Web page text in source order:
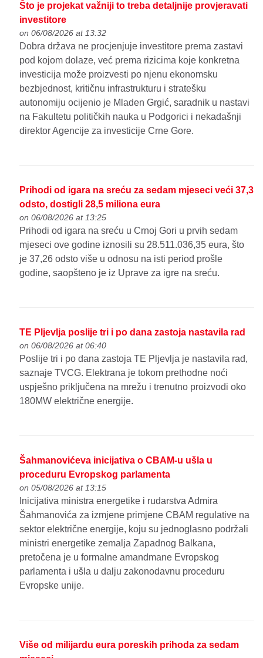
Što je projekat važniji to treba detaljnije provjeravati
investitore
on 06/08/2026 at 13:32
Dobra država ne procjenjuje investitore prema zastavi
pod kojom dolaze, već prema rizicima koje konkretna
investicija može proizvesti po njenu ekonomsku
bezbjednost, kritičnu infrastrukturu i stratešku
autonomiju ocijenio je Mladen Grgić, saradnik u nastavi
na Fakultetu političkih nauka u Podgorici i nekadašnji
direktor Agencije za investicije Crne Gore.
Prihodi od igara na sreću za sedam mjeseci veći 37,3
odsto, dostigli 28,5 miliona eura
on 06/08/2026 at 13:25
Prihodi od igara na sreću u Crnoj Gori u prvih sedam
mjeseci ove godine iznosili su 28.511.036,35 eura, što
je 37,26 odsto više u odnosu na isti period prošle
godine, saopšteno je iz Uprave za igre na sreću.
TE Pljevlja poslije tri i po dana zastoja nastavila rad
on 06/08/2026 at 06:40
Poslije tri i po dana zastoja TE Pljevlja je nastavila rad,
saznaje TVCG. Elektrana je tokom prethodne noći
uspješno priključena na mrežu i trenutno proizvodi oko
180MW električne energije.
Šahmanovićeva inicijativa o CBAM-u ušla u
proceduru Evropskog parlamenta
on 05/08/2026 at 13:15
Inicijativa ministra energetike i rudarstva Admira
Šahmanovića za izmjene primjene CBAM regulative na
sektor električne energije, koju su jednoglasno podržali
ministri energetike zemalja Zapadnog Balkana,
pretočena je u formalne amandmane Evropskog
parlamenta i ušla u dalju zakonodavnu proceduru
Evropske unije.
Više od milijardu eura poreskih prihoda za sedam